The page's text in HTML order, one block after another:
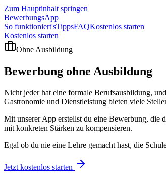
Zum Hauptinhalt springen
BewerbungsApp
So funktioniert'sTippsFAQKostenlos starten
Kostenlos starten
Ohne Ausbildung
Bewerbung ohne Ausbildung
Nicht jeder hat eine formale Berufsausbildung,
Gastronomie und Dienstleistung bieten viele
Mit unserer App erstellst du eine Bewerbung, die
mit konkreten Stärken zu kompensieren.
Egal ob du nie eine Lehre gemacht hast, die
Jetzt kostenlos starten